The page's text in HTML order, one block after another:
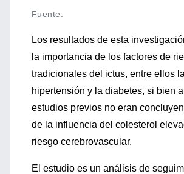
Fuente:
Los resultados de esta
la importancia de los factores de
tradicionales del ictus, entre ellos la
hipertensión y la diabetes, si bien
estudios previos no eran
de la influencia del colesterol
riesgo cerebrovascular.
El estudio es un análisis de